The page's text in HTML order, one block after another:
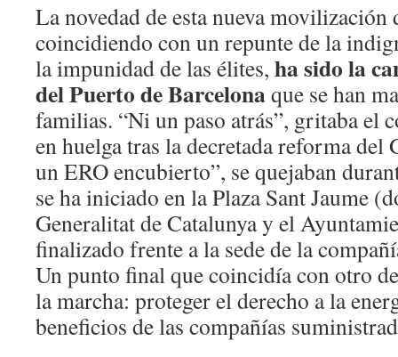
La novedad de esta nueva movilización
coincidiendo con un repunte de la
la impunidad de las élites, ha sido la
del Puerto de Barcelonaque se han
familias. “Ni un paso atrás”, gritaba el
en huelga tras la decretada reforma del
un ERO encubierto”, se quejaban
se ha iniciado en la Plaza Sant Jaume
Generalitat de Catalunya y el
finalizado frente a la sede de la
Un punto final que coincidía con otro
la marcha: proteger el derecho a la
beneficios de las compañías